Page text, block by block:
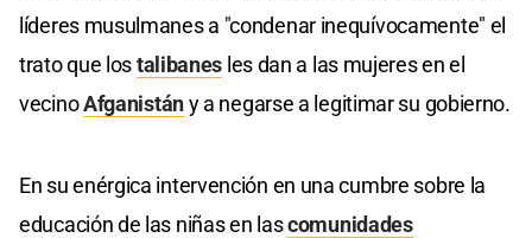
líderes musulmanes a "condenar inequívocamente" el
trato que lostalibanes les dan a las mujeres en el
vecinoAfganistány a negarse a legitimar su gobierno.
En su enérgica intervención en una cumbre sobre la
educación de las niñas en lascomunidades